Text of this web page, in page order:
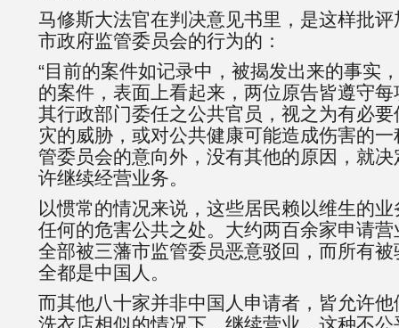
马修斯大法官在判决意见书里，是这样批
市政府监管委员会的行为的：
“目前的案件如记录中，被揭发出来的事实
的案件，表面上看起来，两位原告皆遵守
其行政部门委任之公共官员，视之为有必
灾的威胁，或对公共健康可能造成伤害的
管委员会的意向外，没有其他的原因，就
许继续经营业务。
以惯常的情况来说，这些居民赖以维生的
任何的危害公共之处。大约两百余家申请
全部被三藩市监管委员恶意驳回，而所有
全都是中国人。
而其他八十家并非中国人申请者，皆允许